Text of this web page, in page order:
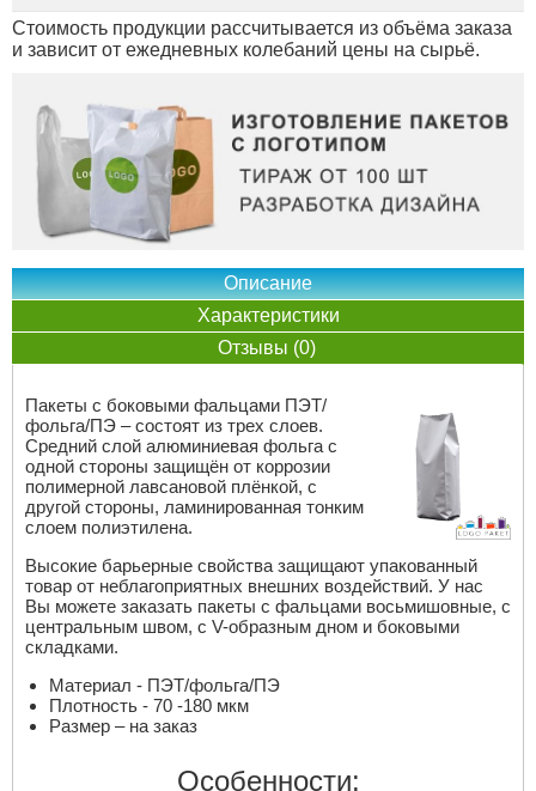
Стоимость продукции рассчитывается из объёма заказа
и зависит от ежедневных колебаний цены на сырьё.
Описание
Характеристики
Отзывы (0)
Пакеты с боковыми фальцами ПЭТ/
фольга/ПЭ – состоят из трех слоев.
Средний слой алюминиевая фольга с
одной стороны защищён от коррозии
полимерной лавсановой плёнкой, с
другой стороны, ламинированная тонким
слоем полиэтилена.
Высокие барьерные свойства защищают упакованный
товар от неблагоприятных внешних воздействий. У нас
Вы можете заказать пакеты с фальцами восьмишовные, с
центральным швом, c V-образным дном и боковыми
складками.
Материал - ПЭТ/фольга/ПЭ
Плотность - 70 -180 мкм
Размер – на заказ
Особенности: